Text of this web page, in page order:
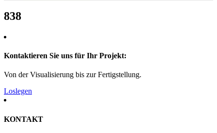
838
Kontaktieren Sie uns für Ihr Projekt:
Von der Visualisierung bis zur Fertigstellung.
Loslegen
KONTAKT